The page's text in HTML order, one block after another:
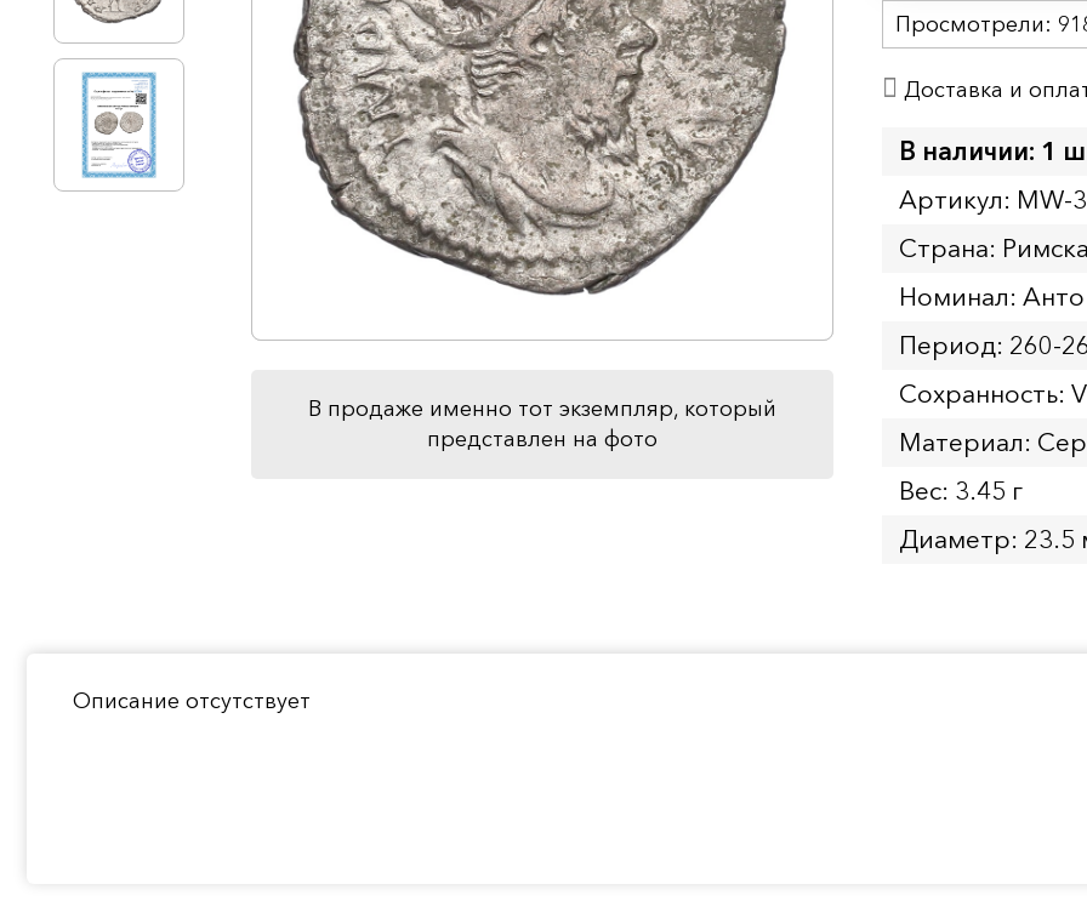
В продаже именно тот экземпляр, который
представлен на фото
Начало:
Окончание:
Просмотрели:
Доставка и
В наличии: 1
Артикул: MW-
Страна:
Номинал:
Период: 260-
Сохранность:
Материал:
Вес: 3.45 г
Диаметр: 23.5
Описание отсутствует